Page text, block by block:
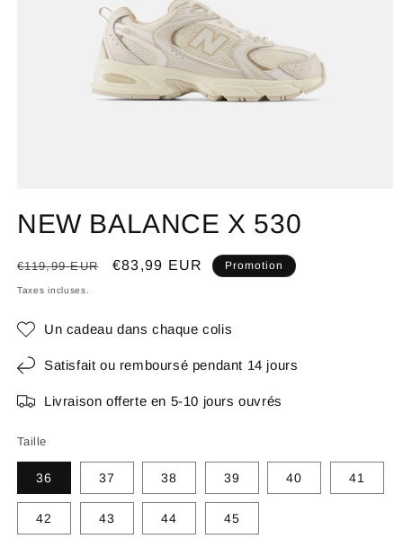
NEW BALANCE X 530
Prix
habituel
€119,99 EUR
Prix
€83,99 EUR Promotion
Taxes incluses.
Un cadeau dans chaque colis
Satisfait ou remboursé pendant 14 jours
Livraison offerte en 5-10 jours ouvrés
Taille
36 37 38 39 40 41
42 43 44 45